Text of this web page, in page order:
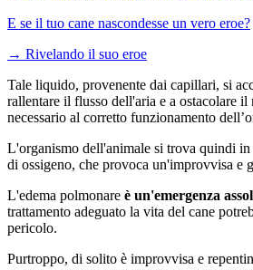
E se il tuo cane nascondesse un vero eroe?
→ Rivelando il suo eroe
Tale liquido, provenente dai capillari, si
rallentare il flusso dell'aria e a ostacolare il
necessario al corretto funzionamento
L'organismo dell'animale si trova quindi in
di ossigeno, che provoca un'improvvisa e
L'edema polmonare è un'emergenza
trattamento adeguato la vita del cane
pericolo.
Purtroppo, di solito è improvvisa e